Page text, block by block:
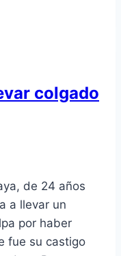
colgado
de 24 años
a llevar un
por haber
fue su castigo